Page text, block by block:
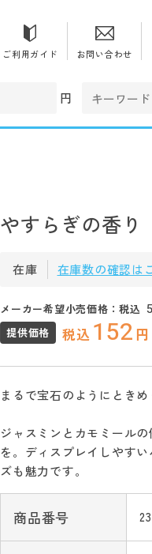
ご利用ガイド お問い合わせ
円
やすらぎの香
在庫 在庫数の確認は
メーカー希望小売価格：税込
提供価格
税込 152 円
まるで宝石のようにときめ
ジャスミンとカモミール
を。ディスプレイしやす
ズも魅力です。
商品番号